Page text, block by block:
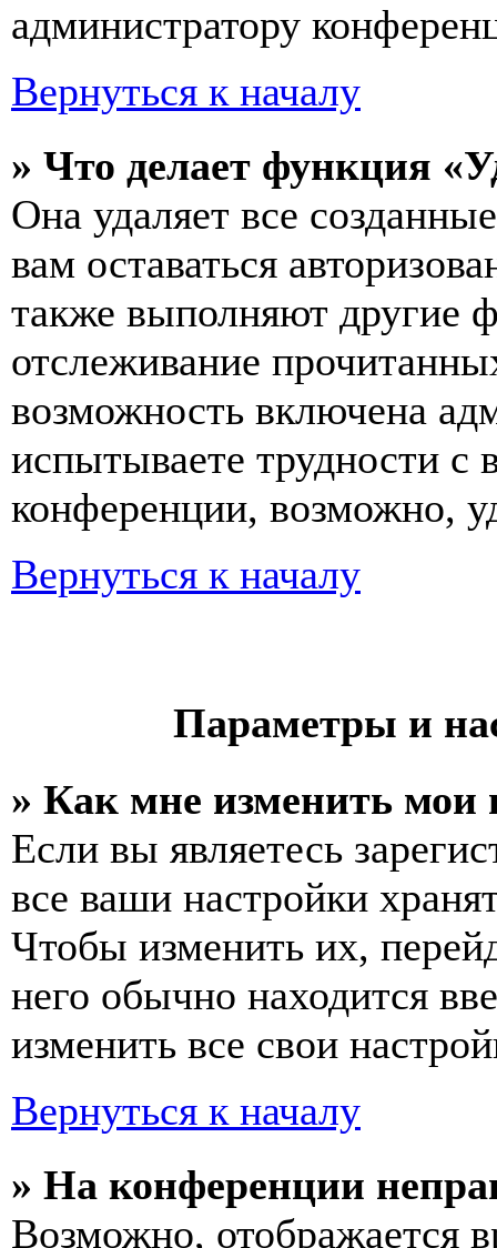
администратору
Вернуться к началу
» Что делает функция
Она удаляет все
вам оставаться
также выполняют другие
отслеживание
возможность включена
испытываете трудности с
конференции, возможно,
Вернуться к началу
Параметры и
» Как мне изменить мои
Если вы являетесь
все ваши настройки
Чтобы изменить их,
него обычно находится
изменить все свои
Вернуться к началу
» На конференции
Возможно, отображается